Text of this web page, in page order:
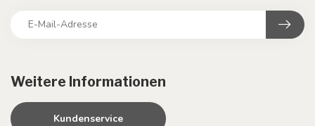
Weitere Informationen
Kundenservice